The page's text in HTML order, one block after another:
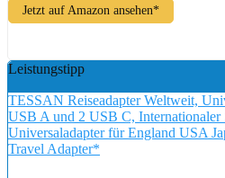
Jetzt auf Amazon ansehen*
Leistungstipp
TESSAN Reiseadapter Weltweit,
USB A und 2 USB C, Internationaler
Universaladapter für England USA
Travel Adapter*